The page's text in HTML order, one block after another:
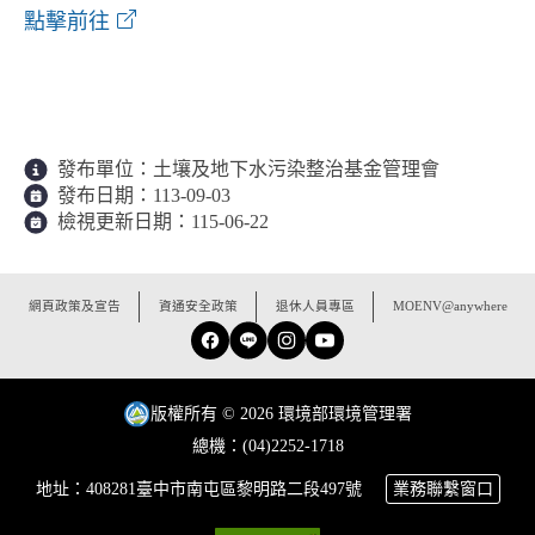
點擊前往 貯存系統申報中心
發布單位： 土壤及地下水污染整治基金管理會
發布日期： 113-09-03
檢視更新日期： 115-06-22
網頁政策及宣告 資通安全政策 退休人員專區 MOENV@anywhere
Facebook
LineInstagram
YouTube
版權所有 © 2026 環境部環境管理署
總機：(04)2252-1718
地址：408281臺中市南屯區黎明路二段497號 業務聯繫窗口